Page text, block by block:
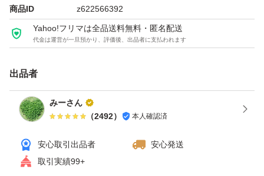
在庫が有れば、出品している商品での組み合わせは自由で
す。
は変更できませんので、ご注意下さい)
なお、仕事等でお返事遅くなるかも知れませんが、必ず返
信しますのでご安心下さいませ。
商品ID z622566392
Yahoo!フリマは全品送料無料・匿名配送
代金は運営が一旦預かり、評価後、出品者に支払われます
出品者
みーさん
（2492） 本人確認済
安心取引出品者
安心発送
取引実績99+